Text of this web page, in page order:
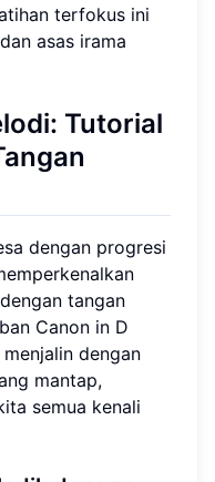
terfokus ini
asas irama
Tutorial
dengan progresi
tangan
Canon in D
dengan
mantap,
semua kenali